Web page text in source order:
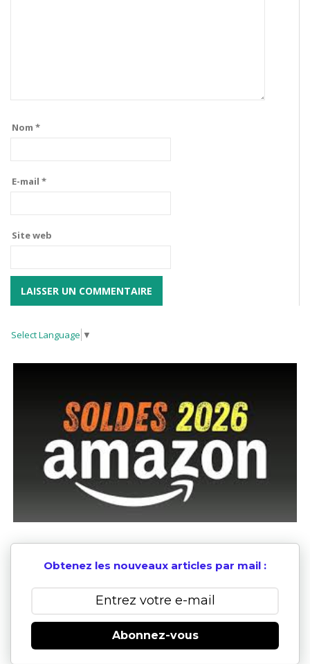
Nom *
E-mail *
Site web
Select Language ▼
Obtenez les nouveaux articles par mail :
Abonnez-vous